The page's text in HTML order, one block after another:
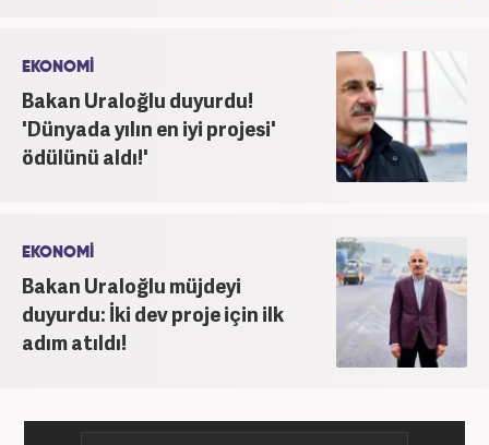
EKONOMİ
Bakan Uraloğlu duyurdu!
'Dünyada yılın en iyi projesi'
ödülünü aldı!'
EKONOMİ
Bakan Uraloğlu müjdeyi
duyurdu: İki dev proje için ilk
adım atıldı!